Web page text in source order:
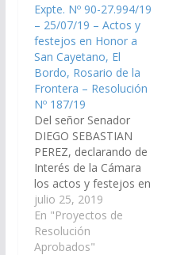
Expte. Nº 90-27.994/19
– 25/07/19 – Actos y
festejos en Honor a
San Cayetano, El
Bordo, Rosario de la
Frontera – Resolución
Nº 187/19
Del señor Senador
DIEGO SEBASTIAN
PEREZ, declarando de
Interés de la Cámara
los actos y festejos en
Honor a San Cayetano
a llevarse a cabo el 7
de agosto en El Bordo,
departamento Rosario
julio 25, 2019
En "Proyectos de
Resolución
Aprobados"